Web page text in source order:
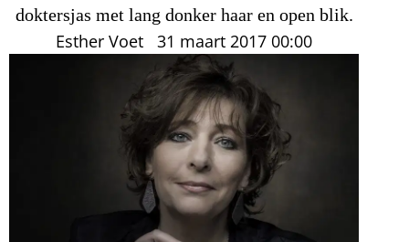
doktersjas met lang donker haar en open blik.
Esther Voet 31 maart 2017 00:00